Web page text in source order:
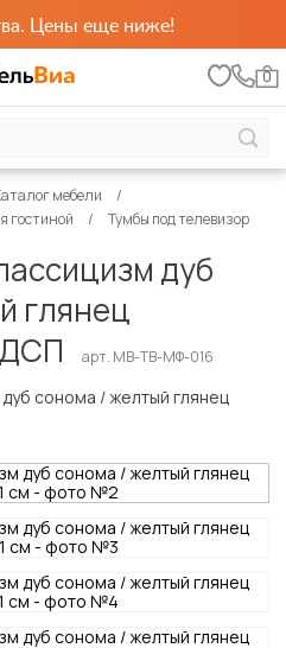
Цены еще ниже!
0
мебели
гостиной Тумбы под телевизор
дуб
глянец
арт. MB-ТВ-МФ-016